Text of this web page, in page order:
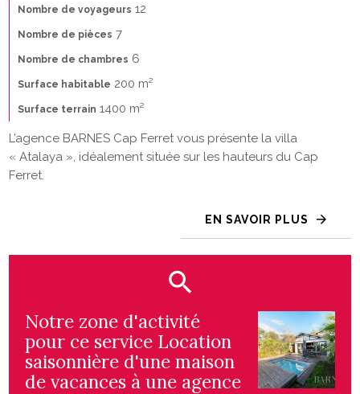
Nombre de voyageurs 12
Nombre de pièces 7
Nombre de chambres 6
Surface habitable 200 m²
Surface terrain 1400 m²
L’agence BARNES Cap Ferret vous présente la villa
« Atalaya », idéalement située sur les hauteurs du Cap
Ferret.
EN SAVOIR PLUS
Notre zone d'activité
pour ce service Location
saisonnière d'une maison
de vacances à une agence